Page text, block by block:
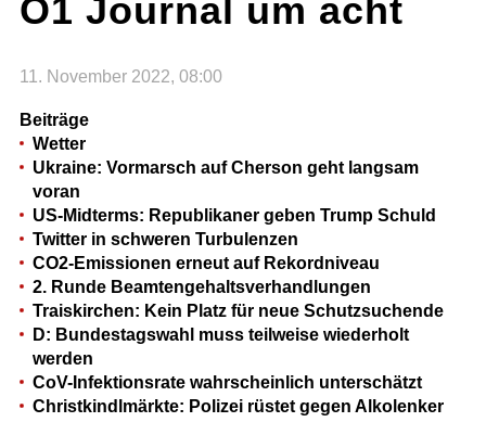
Ö1 Journal um acht
11. November 2022, 08:00
Beiträge
Wetter
Ukraine: Vormarsch auf Cherson geht langsam
voran
US-Midterms: Republikaner geben Trump Schuld
Twitter in schweren Turbulenzen
CO2-Emissionen erneut auf Rekordniveau
2. Runde Beamtengehaltsverhandlungen
Traiskirchen: Kein Platz für neue Schutzsuchende
D: Bundestagswahl muss teilweise wiederholt
werden
CoV-Infektionsrate wahrscheinlich unterschätzt
Christkindlmärkte: Polizei rüstet gegen Alkolenker